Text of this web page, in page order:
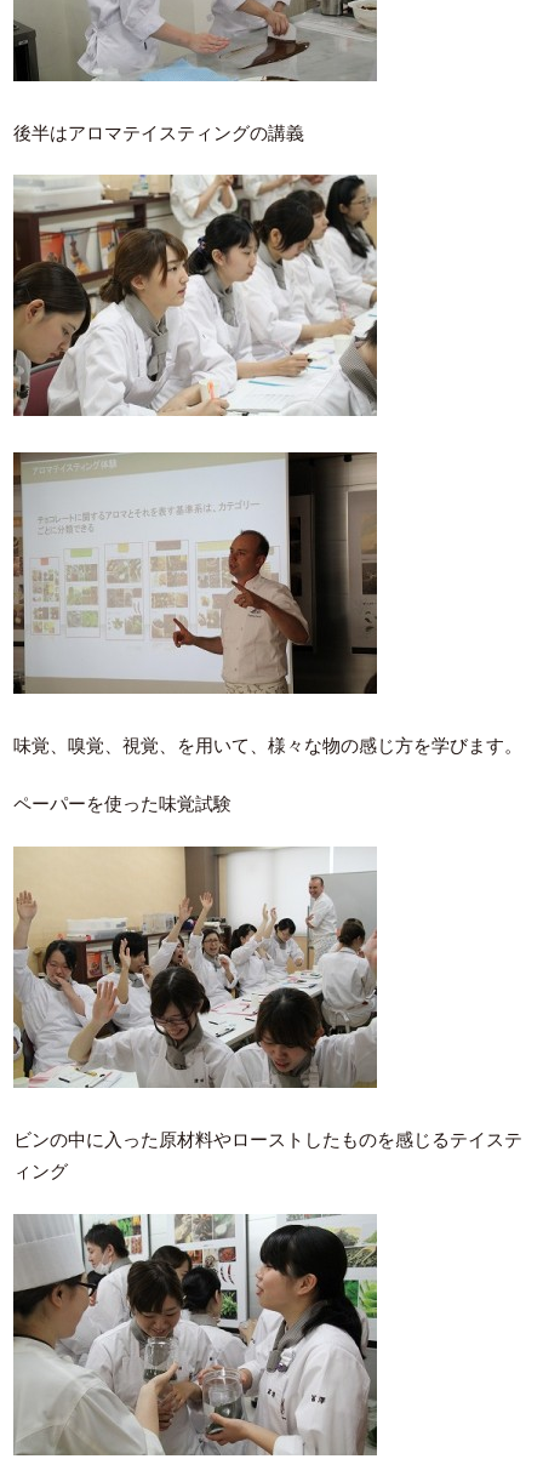
後半はアロマテイスティングの講義
味覚、嗅覚、視覚、を用いて、様々な物の感じ方を学びます。
ペーパーを使った味覚試験
ビンの中に入った原材料やローストしたものを感じるテイステ
ィング